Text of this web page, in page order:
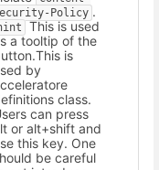
Policy .
This is used
a tooltip of the
is
by
class.
can press
or alt+shift and
this key. One
be careful